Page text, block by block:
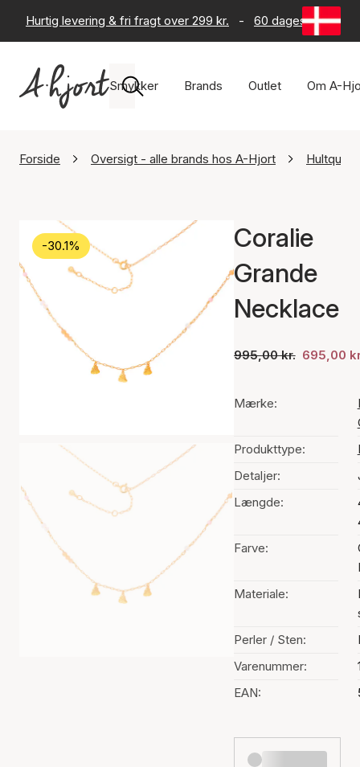
Hurtig levering & fri fragt over 299 kr. - 60 dages returret
Smykker Brands Outlet Om A-
Forside Oversigt - alle brands hos A-Hjort Hultquist
-30.1%
Coralie
Grande
Necklace
995,00 kr. 695,00
Mærke:
Produkttype:
Detaljer:
Længde:
Farve:
Materiale:
Perler / Sten:
Varenummer:
EAN: